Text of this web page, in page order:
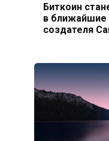
Биткоин
в ближайшие
создателя